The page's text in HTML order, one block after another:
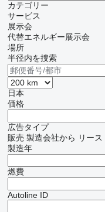
カテゴリー
サービス
展示会
代替エネルギー展示会
場所
半径内を捜索
日本
価格
広告タイプ
販売 製造会社から リース
製造年
燃費
Autoline ID